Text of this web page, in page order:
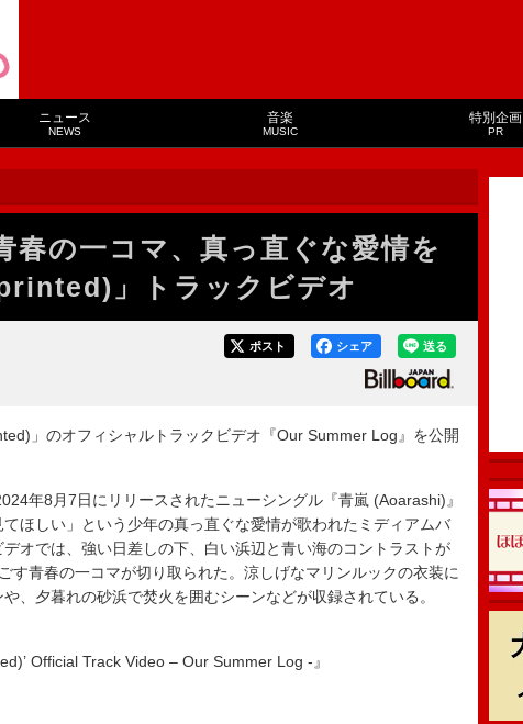
ニュース
NEWS
音楽
MUSIC
特別企画
PR
春の一コマ、真っ直ぐな愛情を
」トラックビデオ
送る
シェア
ポスト
」のオフィシャルトラックビデオ『Our Summer Log』を公開
年8月7日にリリースされたニューシングル『青嵐 (Aoarashi)』
ほしい」という少年の真っ直ぐな愛情が歌われたミディアムバ
オでは、強い日差しの下、白い浜辺と青い海のコントラストが
す青春の一コマが切り取られた。涼しげなマリンルックの衣装に
、夕暮れの砂浜で焚火を囲むシーンなどが収録されている。
Official Track Video – Our Summer Log -』